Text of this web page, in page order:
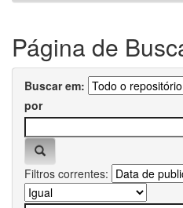
Página de
Buscar em:
por
Filtros correntes: